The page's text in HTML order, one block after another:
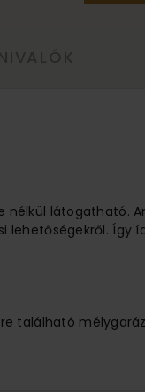
látogatható.
lehetőségekről. Így
található